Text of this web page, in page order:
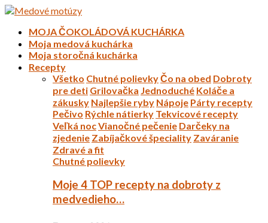
MOJA ČOKOLÁDOVÁ KUCHÁRKA
Moja medová kuchárka
Moja storočná kuchárka
Recepty
Všetko Chutné polievkyČo na obed Dobroty
pre deti Grilovačka Jednoduché Koláče a
zákusky Najlepšie ryby Nápoje Párty recepty
Pečivo Rýchle nátierky Tekvicové recepty
Veľká nocVianočné pečenie Darčeky na
zjedenie Zabíjačkové špeciality Zaváranie
Zdravé a fit
Chutné polievky
Moje 4 TOP recepty na dobroty z
medvedieho…